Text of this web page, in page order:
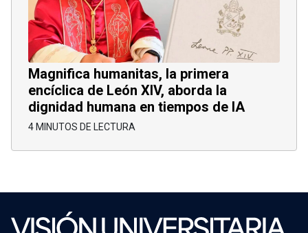
Magnifica humanitas, la primera
encíclica de León XIV, aborda la
dignidad humana en tiempos de IA
4 MINUTOS DE LECTURA